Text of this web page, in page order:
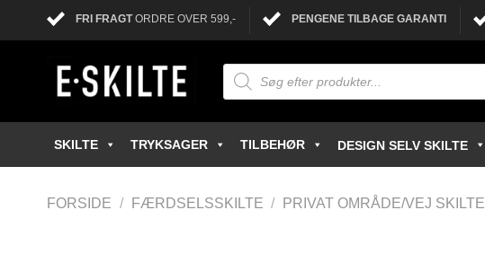
FRI FRAGTORDRE OVER 599,- PENGENE TILBAGE GARANTI
SKILTE TRYKSAGER TILBEHØR DESIGN SELV SKILTE
FORSIDE / FÆRDSELSSKILTE / PRIVAT OMRÅDE/VEJ SKILTE